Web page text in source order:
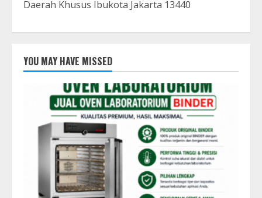
Daerah Khusus Ibukota Jakarta 13440
YOU MAY HAVE MISSED